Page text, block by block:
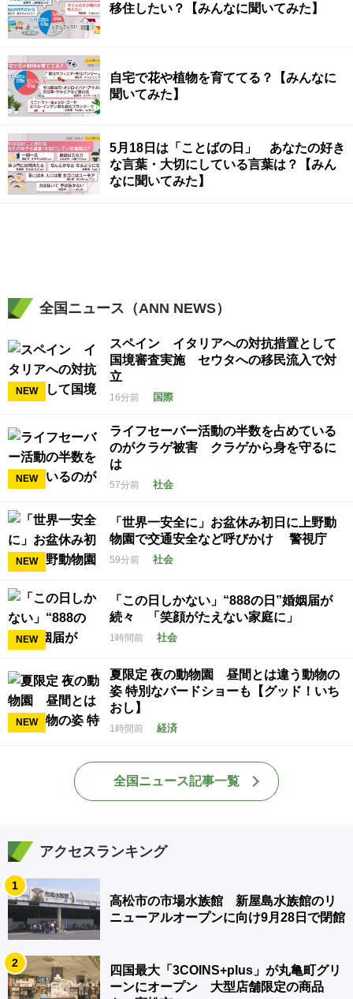
移住したい？【みんなに聞いてみた】
自宅で花や植物を育ててる？【みんなに
聞いてみた】
5月18日は「ことばの日」 あなたの好き
な言葉・大切にしている言葉は？【みん
なに聞いてみた】
全国ニュース（ANN NEWS）
NEW
スペイン イタリアへの対抗措置として
国境審査実施 セウタへの移民流入で対
立
16分前 国際
NEW
ライフセーバー活動の半数を占めている
のがクラゲ被害 クラゲから身を守るに
は
57分前 社会
NEW
「世界一安全に」お盆休み初日に上野動
物園で交通安全など呼びかけ 警視庁
59分前 社会
NEW
「この日しかない」“888の日”婚姻届が
続々 「笑顔がたえない家庭に」
1時間前 社会
NEW
夏限定 夜の動物園 昼間とは違う動物の
姿 特別なバードショーも【グッド！いち
おし】
1時間前 経済
全国ニュース記事一覧
アクセスランキング
1
高松市の市場水族館 新屋島水族館のリ
ニューアルオープンに向け9月28日で閉館
2
四国最大「3COINS+plus」が丸亀町グリ
ーンにオープン 大型店舗限定の商品